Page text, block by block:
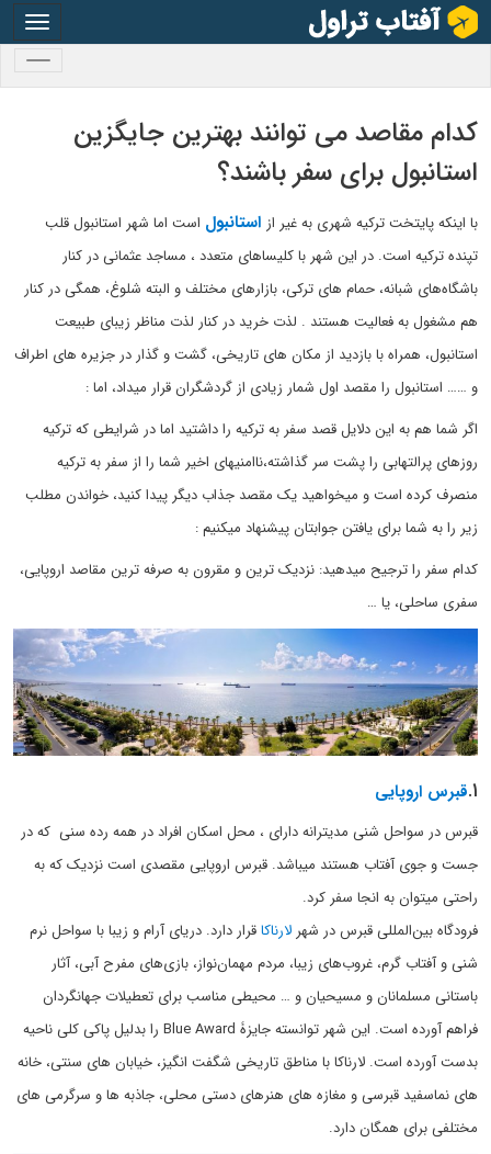
کدام مقاصد می توانند بهترین جایگزین
استانبول برای سفر باشند؟
با اینکه پایتخت ترکیه شهری به غیر از استانبول است اما شهر استانبول قلب
تپنده ترکیه است. در این شهر با کلیساهای متعدد ، مساجد عثمانی در کنار
باشگاه‌های شبانه، حمام های ترکی، بازارهای مختلف و البته شلوغ، همگی در کنار
هم مشغول به فعالیت هستند . لذت خرید در کنار لذت مناظر زیبای طبیعت
استانبول، همراه با بازدید از مکان های تاریخی، گشت و گذار در جزیره های اطراف
و …… استانبول را مقصد اول شمار زیادی از گردشگران قرار میداد، اما :
اگر شما هم به این دلایل قصد سفر به ترکیه را داشتید اما در شرایطی که ترکیه
روزهای پرالتهابی را پشت سر گذاشته،ناامنیهای اخیر شما را از سفر به ترکیه
منصرف کرده است و میخواهید یک مقصد جذاب دیگر پیدا کنید، خواندن مطلب
زیر را به شما برای یافتن جوابتان پیشنهاد میکنیم :
کدام سفر را ترجیح میدهید: نزدیک ترین و مقرون به صرفه ترین مقاصد اروپایی،
سفری ساحلی، یا …
۱.قبرس اروپایی
قبرس در سواحل شنی مدیترانه دارای ، محل اسکان افراد در همه رده سنی که در
جست و جوی آفتاب هستند میباشد. قبرس اروپایی مقصدی است نزدیک که به
راحتی میتوان به انجا سفر کرد.
فرودگاه بین‌المللی قبرس در شهرلارناکاقرار دارد. دریای آرام و زیبا با سواحل نرم
شنی و آفتاب گرم، غروب‌های زیبا، مردم مهمان‌نواز، بازی‌های مفرح آبی، آثار
باستانی مسلمانان و مسیحیان و … محیطی مناسب برای تعطیلات جهانگردان
فراهم آورده است. این شهر توانسته جایزۀ Blue Award را بدلیل پاکی کلی ناحیه
بدست آورده است. لارناکا با مناطق تاریخی شگفت انگیز، خیابان های سنتی، خانه
های نماسفید قبرسی و مغازه های هنرهای دستی محلی، جاذبه ها و سرگرمی های
مختلفی برای همگان دارد.